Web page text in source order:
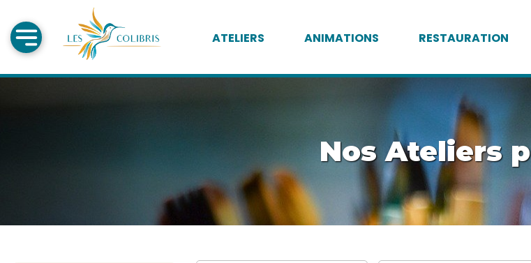
ATELIERS ANIMATIONS RESTAURATION
Nos Ateliers